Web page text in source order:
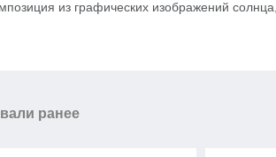
из графических изображений
ранее